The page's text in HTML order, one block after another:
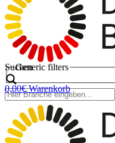
Suchen
Generic filters
0,00€ Warenkorb